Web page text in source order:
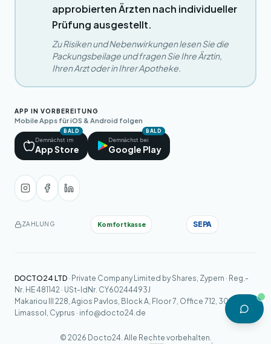
approbierten Ärzten nach individueller
Prüfung ausgestellt.
Zu Risiken und Nebenwirkungen lesen Sie die
Packungsbeilage und fragen Sie Ihre Ärztin,
Ihren Arzt oder in Ihrer Apotheke.
APP IN VORBEREITUNG
Mobile Apps für iOS & Android folgen
BALD
Demnächst im
App Store
BALD
Demnächst bei
Google Play
ZAHLUNG Komfortkasse SEPA
DOCTO24 LTD · Private Company Limited by Shares, Zypern · Reg.-
Nr. HE 481142 · USt-IdNr. CY60244493J
Makariou III 228, Agios Pavlos, Block A, Floor 7, Office 712, 3030
Limassol, Cyprus · info@docto24.de
© 2026 Docto24. Alle Rechte vorbehalten.